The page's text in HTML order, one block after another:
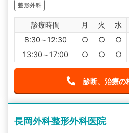
整形外科
診療時間 月 火 水
8:30～12:30
○ ○ ○
13:30～17:00
○ ○ ○
診断、治療の
長岡外科整形外科医院